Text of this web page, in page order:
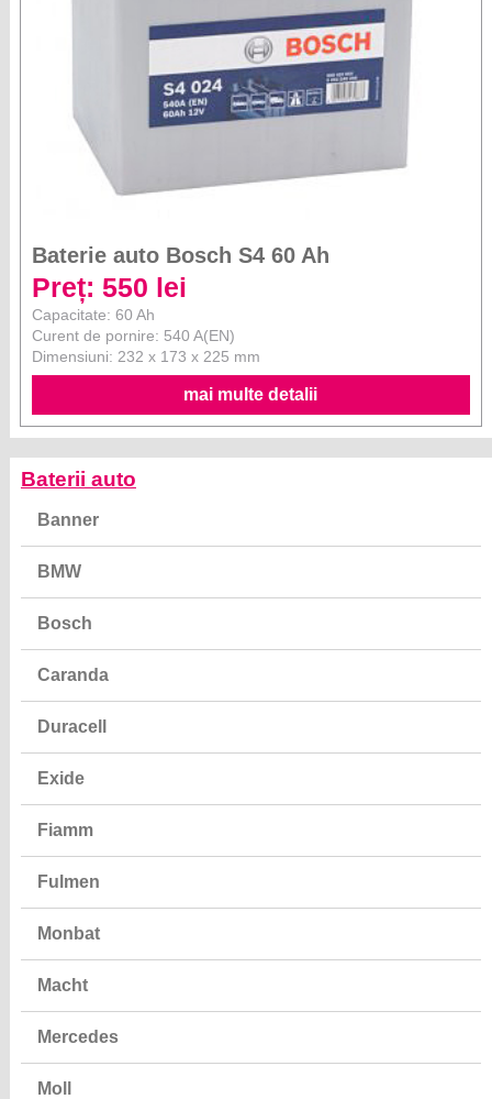
Baterie auto Bosch S4 60 Ah
Preț: 550 lei
Curent de pornire: 540 A(EN)
Dimensiuni: 232 x 173 x 225 mm
Banner
BMW
Bosch
Caranda
Duracell
Exide
Fiamm
Fulmen
Monbat
Macht
Mercedes
Moll
Optima